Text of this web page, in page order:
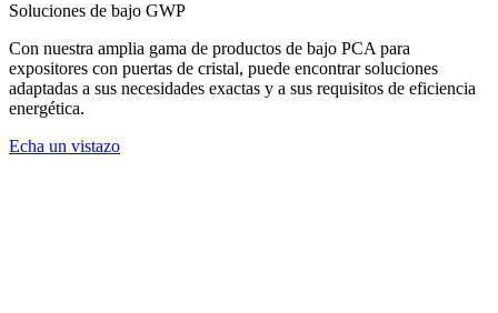
Soluciones de bajo GWP
Con nuestra amplia gama de productos de bajo PCA para
expositores con puertas de cristal, puede encontrar soluciones
adaptadas a sus necesidades exactas y a sus requisitos de eficiencia
energética.
Echa un vistazo